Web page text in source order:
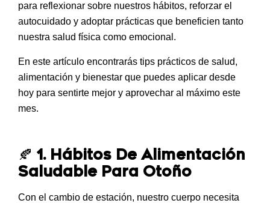
para reflexionar sobre nuestros hábitos, reforzar el
autocuidado y adoptar prácticas que beneficien tanto
nuestra salud física como emocional.
En este artículo encontrarás tips prácticos de salud,
alimentación y bienestar que puedes aplicar desde
hoy para sentirte mejor y aprovechar al máximo este
mes.
🍂 1. Hábitos De Alimentación
Saludable Para Otoño
Con el cambio de estación, nuestro cuerpo necesita